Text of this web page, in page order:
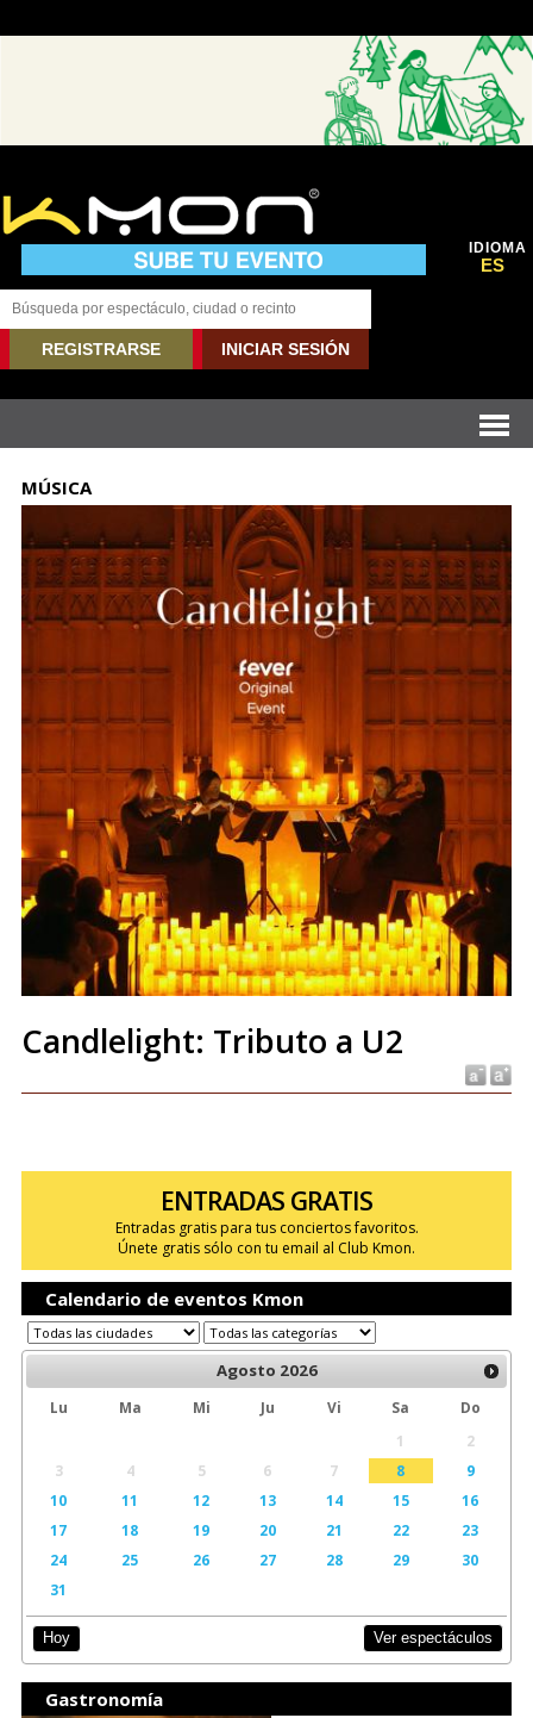
IDIOMA
ES
REGISTRARSE INICIAR SESIÓN
MÚSICA
Candlelight: Tributo a U2
ENTRADAS GRATIS
Entradas gratis para tus conciertos favoritos.
Únete gratis sólo con tu email al Club Kmon.
Calendario de eventos Kmon
Agosto 2026
Lu Ma Mi Ju Vi Sa
Do
1
2
3
4 5 6 7 8
9
10
11 12 13 14 15
16
17
18 19 20 21 22
23
24
25 26 27 28 29
30
31
Hoy Ver espectáculos
Gastronomía